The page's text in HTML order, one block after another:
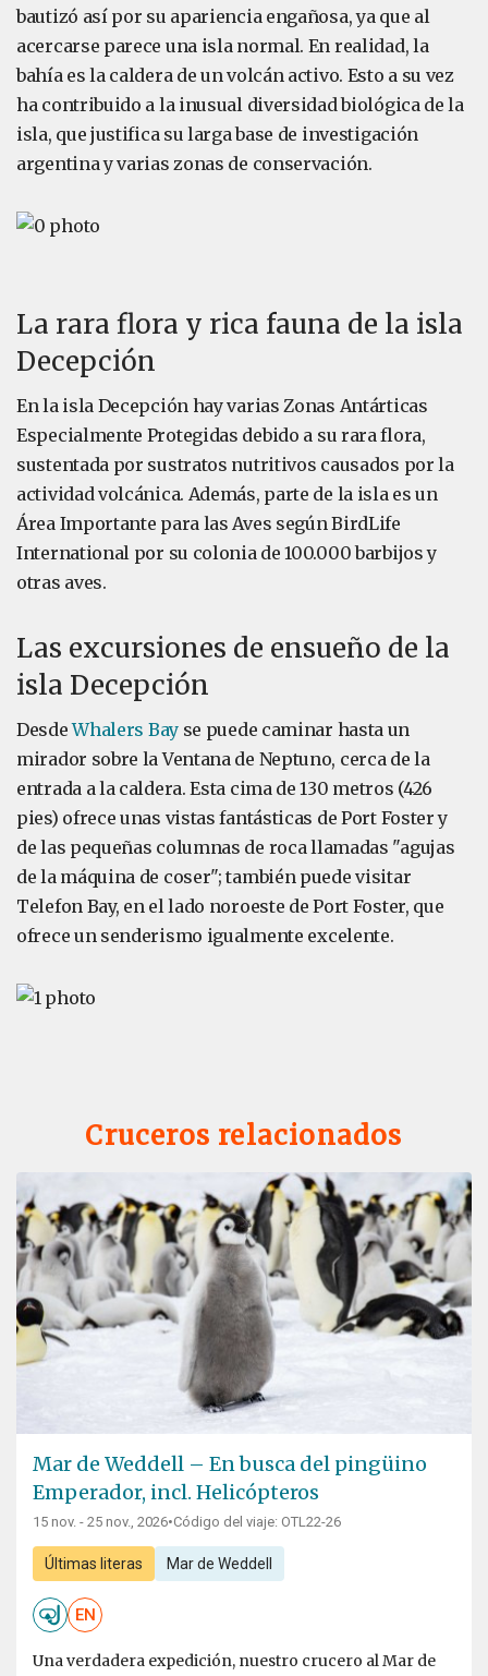
bautizó así por su apariencia engañosa, ya que al
acercarse parece una isla normal. En realidad, la
bahía es la caldera de un volcán activo. Esto a su vez
ha contribuido a la inusual diversidad biológica de la
isla, que justifica su larga base de investigación
argentina y varias zonas de conservación.
La rara flora y rica fauna de la isla
Decepción
En la isla Decepción hay varias Zonas Antárticas
Especialmente Protegidas debido a su rara flora,
sustentada por sustratos nutritivos causados por la
actividad volcánica. Además, parte de la isla es un
Área Importante para las Aves según BirdLife
International por su colonia de 100.000 barbijos y
otras aves.
Las excursiones de ensueño de la
isla Decepción
DesdeWhalers Bayse puede caminar hasta un
mirador sobre la Ventana de Neptuno, cerca de la
entrada a la caldera. Esta cima de 130 metros (426
pies) ofrece unas vistas fantásticas de Port Foster y
de las pequeñas columnas de roca llamadas "agujas
de la máquina de coser"; también puede visitar
Telefon Bay, en el lado noroeste de Port Foster, que
ofrece un senderismo igualmente excelente.
Cruceros relacionados
Mar de Weddell – En busca del pingüino
Emperador, incl. Helicópteros
15 nov. - 25 nov., 2026•Código del viaje: OTL22-26
Últimas literas Mar de Weddell
EN
Una verdadera expedición, nuestro crucero al Mar de